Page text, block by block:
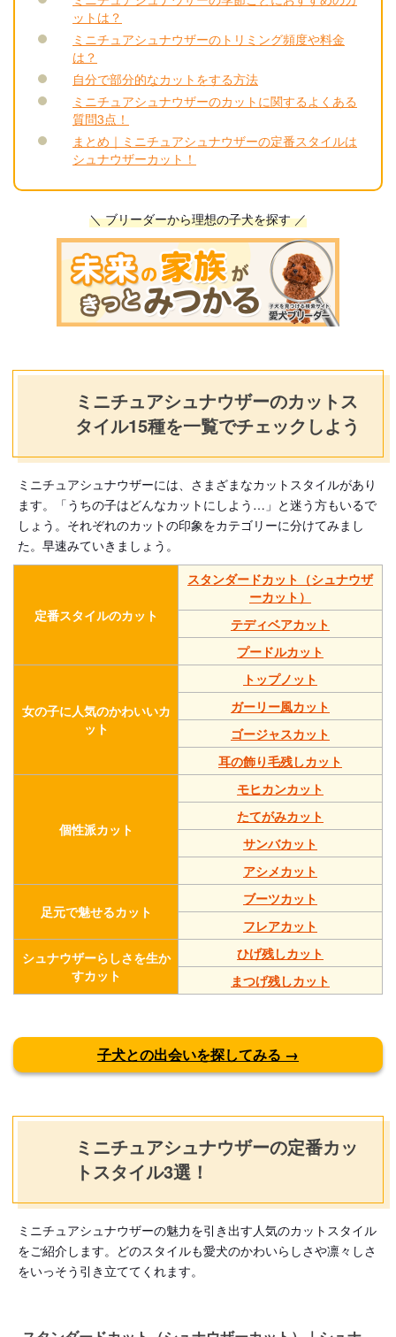
ットは？
ミニチュアシュナウザーのトリミング頻度や料金
は？
自分で部分的なカットをする方法
ミニチュアシュナウザーのカットに関するよくある
質問3点！
まとめ｜ミニチュアシュナウザーの定番スタイルは
シュナウザーカット！
＼ ブリーダーから理想の子犬を探す ／
ミニチュアシュナウザーのカットス
タイル15種を一覧でチェックしよう
ミニチュアシュナウザーには、さまざまなカットスタイルがあり
ます。「うちの子はどんなカットにしよう…」と迷う方もいるで
しょう。それぞれのカットの印象をカテゴリーに分けてみまし
た。早速みていきましょう。
定番スタイルのカット
スタンダードカット（シュナウザ
ーカット）
テディベアカット
プードルカット
女の子に人気のかわいいカ
ット
トップノット
ガーリー風カット
ゴージャスカット
耳の飾り毛残しカット
個性派カット
モヒカンカット
たてがみカット
サンバカット
アシメカット
足元で魅せるカット
ブーツカット
フレアカット
シュナウザーらしさを生か
すカット
ひげ残しカット
まつげ残しカット
子犬との出会いを探してみる →
ミニチュアシュナウザーの定番カッ
トスタイル3選！
ミニチュアシュナウザーの魅力を引き出す人気のカットスタイル
をご紹介します。どのスタイルも愛犬のかわいらしさや凛々しさ
をいっそう引き立ててくれます。